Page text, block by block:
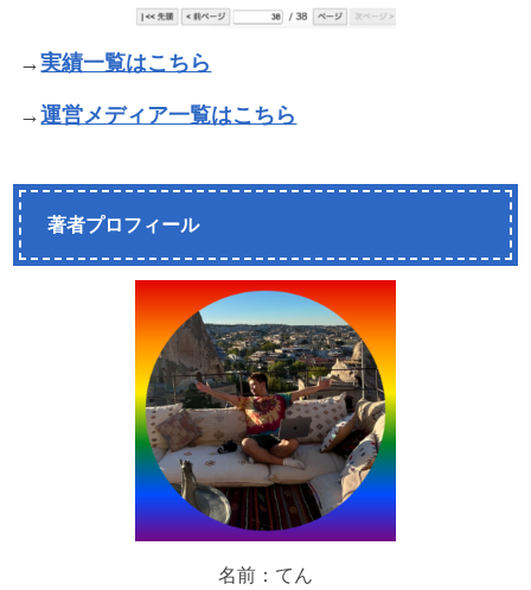
→実績一覧はこちら
→運営メディア一覧はこちら
著者プロフィール
名前：てん